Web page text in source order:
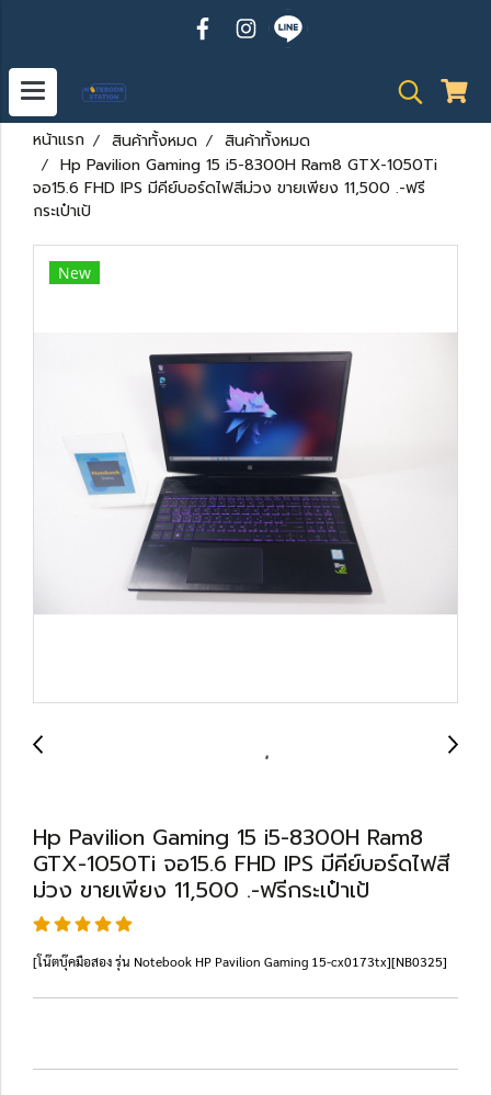
หน้าแรก สินค้าทั้งหมด
สินค้าทั้งหมด
Hp Pavilion Gaming 15 i5-8300H Ram8 GTX-1050Ti
จอ15.6 FHD IPS มีคีย์บอร์ดไฟสีม่วง ขายเพียง 11,500 .-ฟรี
กระเป๋าเป้
New
Hp Pavilion Gaming 15 i5-8300H Ram8
GTX-1050Ti จอ15.6 FHD IPS มีคีย์บอร์ดไฟสี
ม่วง ขายเพียง 11,500 .-ฟรีกระเป๋าเป้
[โน๊ตบุ๊คมือสอง รุ่น Notebook HP Pavilion Gaming 15-cx0173tx][NB0325]